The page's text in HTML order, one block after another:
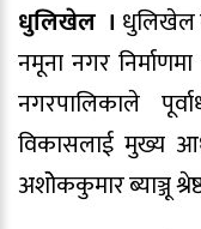
धुलिखेल । धुलिखेल
नमूना नगर
नगरपालिकाले
विकासलाई मुख्य
अशोेककुमार ब्याञ्जू